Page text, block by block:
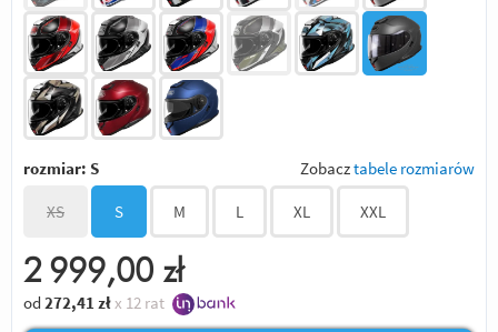
rozmiar: S Zobacztabele rozmiarów
XS S M L XL XXL
2 999,00 zł
od 272,41 zł x 12 rat